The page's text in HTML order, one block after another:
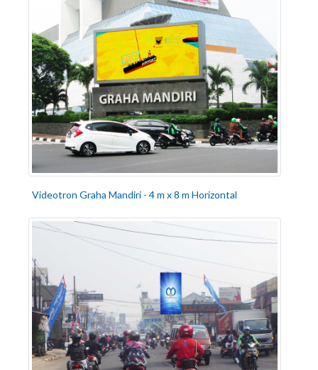
Videotron Graha Mandiri - 4 m x 8 m Horizontal